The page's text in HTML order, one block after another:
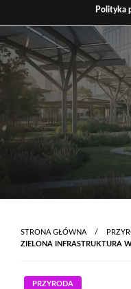
to
content
Polityka
STRONA GŁÓWNA
ZIELONA INFRASTRUKTURA
PRZYRODA